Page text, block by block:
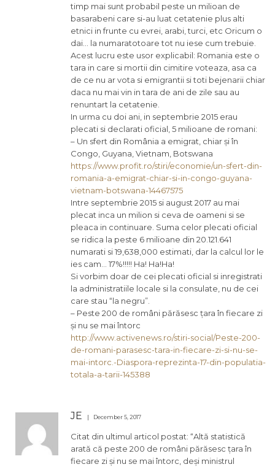
timp mai sunt probabil peste un milioan de
basarabeni care si-au luat cetatenie plus alti
etnici in frunte cu evrei, arabi, turci, etc Oricum o
dai… la numaratotoare tot nu iese cum trebuie.
Acest lucru este usor explicabil: Romania este o
tara in care si mortii din cimitire voteaza, asa ca
de ce nu ar vota si emigrantii si toti bejenarii chiar
daca nu mai vin in tara de ani de zile sau au
renuntart la cetatenie.
In urma cu doi ani, in septembrie 2015 erau
plecati si declarati oficial, 5 milioane de romani:
– Un sfert din România a emigrat, chiar și în
Congo, Guyana, Vietnam, Botswana
https://www.profit.ro/stiri/economie/un-sfert-din-
romania-a-emigrat-chiar-si-in-congo-guyana-
vietnam-botswana-14467575
Intre septembrie 2015 si august 2017 au mai
plecat inca un milion si ceva de oameni si se
pleaca in continuare. Suma celor plecati oficial
se ridica la peste 6 milioane din 20.121.641
numarati si 19,638,000 estimati, dar la calcul lor le
ies cam… 17%!!!!! Ha! Ha!Ha!
Si vorbim doar de cei plecati oficial si inregistrati
la administratiile locale si la consulate, nu de cei
care stau “la negru”.
– Peste 200 de români părăsesc țara în fiecare zi
și nu se mai întorc
http://www.activenews.ro/stiri-social/Peste-200-
de-romani-parasesc-tara-in-fiecare-zi-si-nu-se-
mai-intorc.-Diaspora-reprezinta-17-din-populatia-
totala-a-tarii-145388
JE December 5, 2017
Citat din ultimul articol postat: “Altă statistică
arată că peste 200 de români părăsesc țara în
fiecare zi și nu se mai întorc, deși ministrul